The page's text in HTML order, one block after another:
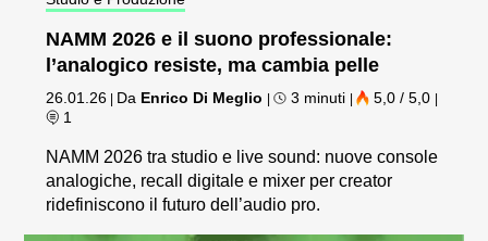
NAMM 2026 e il suono professionale:
l’analogico resiste, ma cambia pelle
26.01.26 Da Enrico Di Meglio | 3 minuti | 5,0 / 5,0
1
NAMM 2026 tra studio e live sound: nuove console
analogiche, recall digitale e mixer per creator
ridefiniscono il futuro dell’audio pro.